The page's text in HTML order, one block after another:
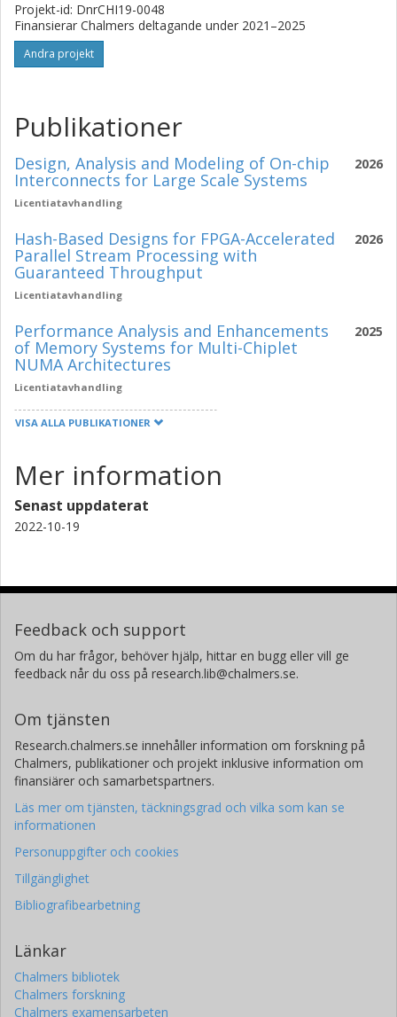
Projekt-id: DnrCHI19-0048
Finansierar Chalmers deltagande under 2021–2025
Andra projekt
Publikationer
2026
Design, Analysis and Modeling of On-chip
Interconnects for Large Scale Systems
Licentiatavhandling
2026
Hash-Based Designs for FPGA-Accelerated
Parallel Stream Processing with
Guaranteed Throughput
Licentiatavhandling
2025
Performance Analysis and Enhancements
of Memory Systems for Multi-Chiplet
NUMA Architectures
Licentiatavhandling
VISA ALLA PUBLIKATIONER
Mer information
Senast uppdaterat
2022-10-19
Feedback och support
Om du har frågor, behöver hjälp, hittar en bugg eller vill ge
feedback når du oss på research.lib@chalmers.se.
Om tjänsten
Research.chalmers.se innehåller information om forskning på
Chalmers, publikationer och projekt inklusive information om
finansiärer och samarbetspartners.
Läs mer om tjänsten, täckningsgrad och vilka som kan se
informationen
Personuppgifter och cookies
Tillgänglighet
Bibliografibearbetning
Länkar
Chalmers bibliotek
Chalmers forskning
Chalmers examensarbeten